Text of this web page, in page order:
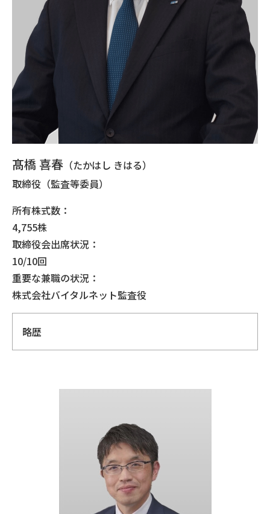
髙橋 喜春 （たかはし きはる）
取締役（監査等委員）
所有株式数：
4,755株
取締役会出席状況：
10/10回
重要な兼職の状況：
株式会社バイタルネット監査役
略歴